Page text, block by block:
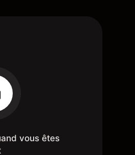
vous êtes